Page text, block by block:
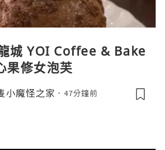
龍城 YOI Coffee & Bake
果修女泡芙
小魔怪之家 47分鐘前